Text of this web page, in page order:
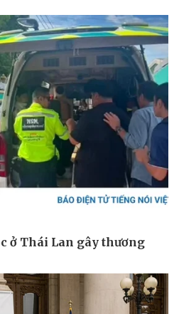
Quân sự - Quốc phòng
Phân tích